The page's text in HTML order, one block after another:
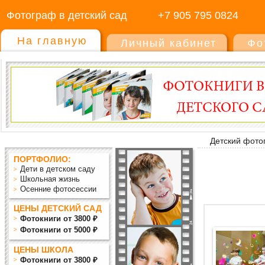
Фотограф в детский сад +7 905 795 0824
На главную Личный кабинет
Детский
ПОРТФОЛИО:
Дети в детском саду
Школьная жизнь
Осенние фотосессии
ЦЕНЫ ДЕТСКИЙ САД
Фотокниги от 3800 ₽
Фотокниги от 5000 ₽
ЦЕНЫ ШКОЛА
Фотокниги от 3800 ₽